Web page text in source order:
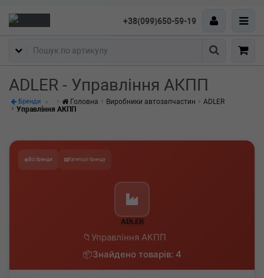
+38(099)650-59-19
Пошук
ADLER - Управління АКПП
Бренди Головна Виробники автозапчастин
ADLER
Управління АКПП
Всі бренди Категорії бренду
ADLER
Управління АКПП
Знайдено товарів: 4